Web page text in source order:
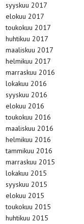
syyskuu 2017
elokuu 2017
toukokuu 2017
huhtikuu 2017
maaliskuu 2017
helmikuu 2017
marraskuu 2016
lokakuu 2016
syyskuu 2016
elokuu 2016
toukokuu 2016
maaliskuu 2016
helmikuu 2016
tammikuu 2016
marraskuu 2015
lokakuu 2015
syyskuu 2015
elokuu 2015
toukokuu 2015
huhtikuu 2015